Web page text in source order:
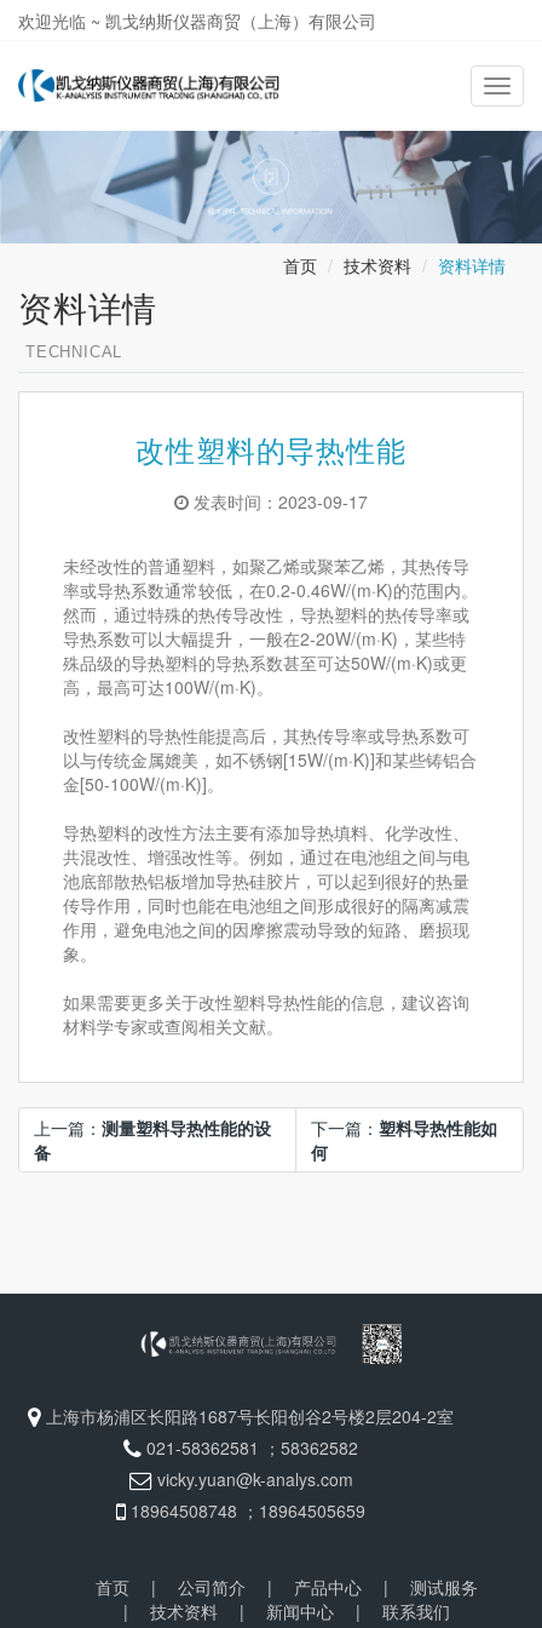
欢迎光临 ~ 凯戈纳斯仪器商贸（上海）有限公司
导
航
切
换
首页 技术资料 资料详情
资料详情
TECHNICAL
改性塑料的导热性能
发表时间：2023-09-17
未经改性的普通塑料，如聚乙烯或聚苯乙烯，其热传导
率或导热系数通常较低，在0.2-0.46W/(m·K)的范围内。
然而，通过特殊的热传导改性，导热塑料的热传导率或
导热系数可以大幅提升，一般在2-20W/(m·K)，某些特
殊品级的导热塑料的导热系数甚至可达50W/(m·K)或更
高，最高可达100W/(m·K)。
改性塑料的导热性能提高后，其热传导率或导热系数可
以与传统金属媲美，如不锈钢[15W/(m·K)]和某些铸铝合
金[50-100W/(m·K)]。
导热塑料的改性方法主要有添加导热填料、化学改性、
共混改性、增强改性等。例如，通过在电池组之间与电
池底部散热铝板增加导热硅胶片，可以起到很好的热量
传导作用，同时也能在电池组之间形成很好的隔离减震
作用，避免电池之间的因摩擦震动导致的短路、磨损现
象。
如果需要更多关于改性塑料导热性能的信息，建议咨询
材料学专家或查阅相关文献。
上一篇： 测量塑料导热性能的设
备
下一篇： 塑料导热性能如
何
上海市杨浦区长阳路1687号长阳创谷2号楼2层204-2室
021-58362581 ；58362582
vicky.yuan@k-analys.com
18964508748 ；18964505659
首页 | 公司简介 | 产品中心 |
测试服务
|
技术资料 | 新闻中心 | 联系我们